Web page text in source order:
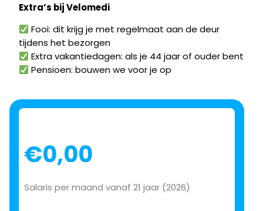
Extra’s bij Velomedi
Fooi: dit krijg je met regelmaat aan de deur
tijdens het bezorgen
Extra vakantiedagen: als je 44 jaar of ouder bent
Pensioen: bouwen we voor je op
Sectie
€0,00
Salaris per maand vanaf 21 jaar (2026)